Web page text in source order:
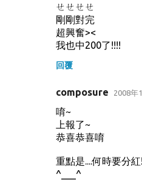
ㄝㄝㄝㄝ
剛剛對完
超興奮><
我也中200了!!!!
回覆
composure 2008年
唷~
上報了~
恭喜恭喜唷
重點是....何時要分紅
^___^